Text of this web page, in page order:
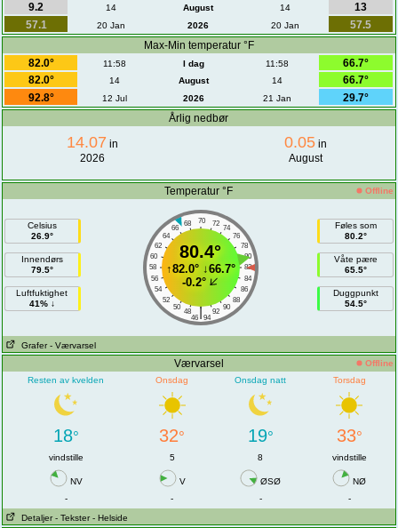
9.2
14 August 14
13
57.1
20 Jan 2026 20 Jan
57.5
Max-Min temperatur °F
82.0°
11:58 I dag 11:58
66.7°
82.0°
14 August 14
66.7°
92.8°
12 Jul 2026 21 Jan
29.7°
Årlig nedbør
14.07 in
2026
0.05in
August
Temperatur °F Offline
Celsius
26.9°
Innendørs
79.5°
Luftfuktighet
41% ↓
70
68 72
66
74
64
76
62
78
60
80
58
82
56
84
54
86
52
88
50
90
48 92
|
46 94
80.4°
↑82.0°↓66.7°
-0.2°
Føles som
80.2°
Våte pære
65.5°
Duggpunkt
54.5°
Grafer - Værvarsel
Værvarsel
Offline
Resten av kvelden
Onsdag Onsdag natt Torsdag
18° 32° 19° 33°
vindstille 5 8 vindstille
NV V ØSØ
NØ
-
- -
-
Detaljer - Tekster - Helside